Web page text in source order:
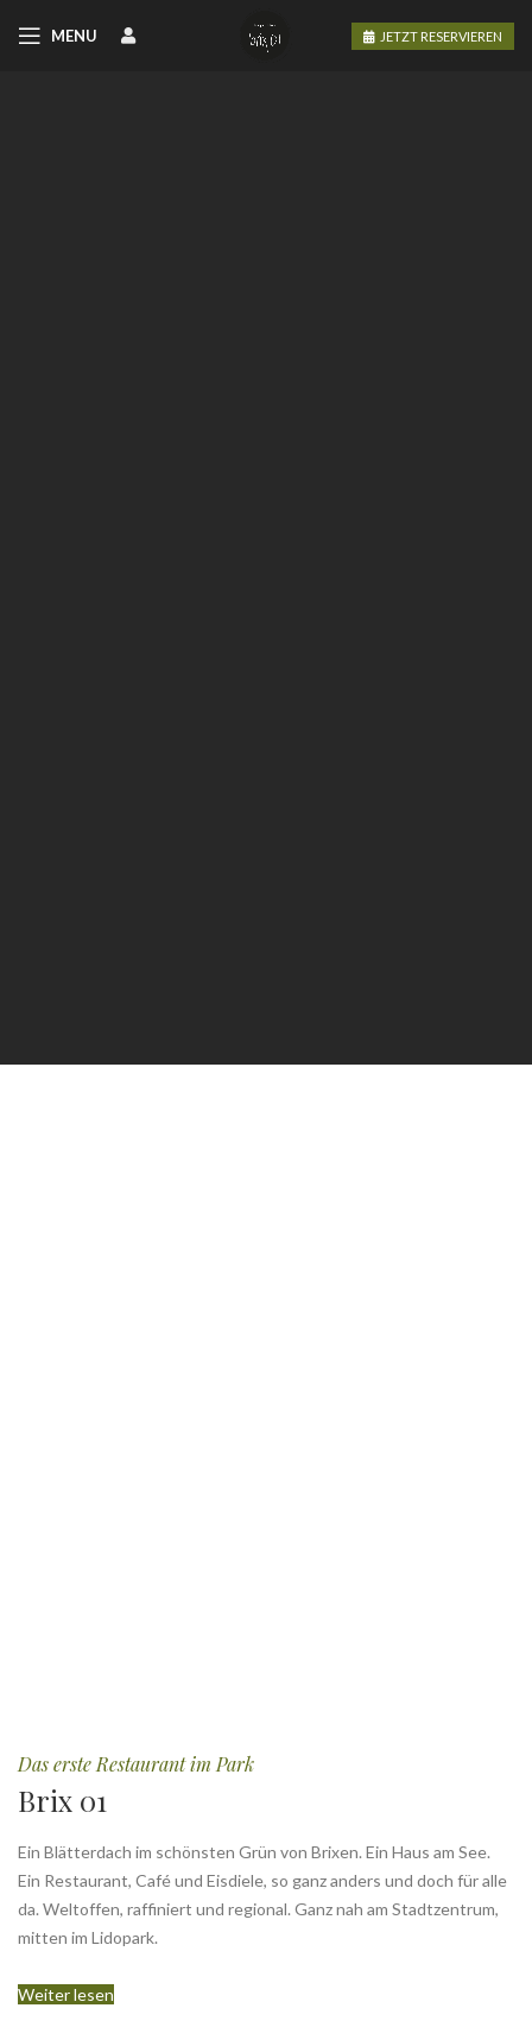
MENU JETZT RESERVIEREN
Das erste Restaurant im Park
Brix 01
Ein Blätterdach im schönsten Grün von Brixen. Ein Haus am See.
Ein Restaurant, Café und Eisdiele, so ganz anders und doch für alle
da. Weltoffen, raffiniert und regional. Ganz nah am Stadtzentrum,
mitten im Lidopark.
Weiter lesen